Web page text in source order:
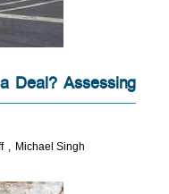
Deal? Assessing
Michael Singh